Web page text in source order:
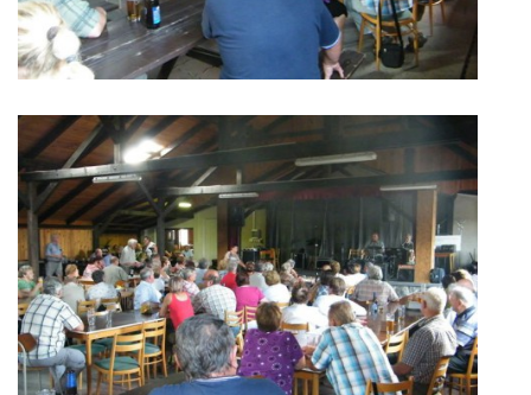
knihovnachrastany@seznam.cz
© 2026 eStránky.cz |RSS WebSlice |Tisk|Aktualizováno: 1. 8. 2026
Nahoru ↑